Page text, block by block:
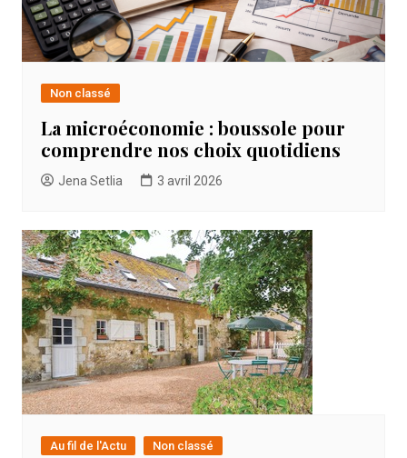
Non classé
La microéconomie : boussole pour
comprendre nos choix quotidiens
Jena Setlia 3 avril 2026
Au fil de l'Actu Non classé